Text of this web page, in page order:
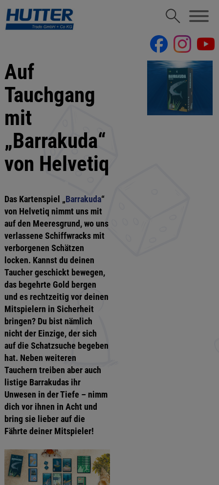
Auf
Tauchgang
mit
„Barrakuda“
von Helvetiq
Das Kartenspiel „Barrakuda“
von Helvetiq nimmt uns mit
auf den Meeresgrund, wo uns
verlassene Schiffwracks mit
verborgenen Schätzen
locken. Kannst du deinen
Taucher geschickt bewegen,
das begehrte Gold bergen
und es rechtzeitig vor deinen
Mitspielern in Sicherheit
bringen? Du bist nämlich
nicht der Einzige, der sich
auf die Schatzsuche begeben
hat. Neben weiteren
Tauchern treiben aber auch
listige Barrakudas ihr
Unwesen in der Tiefe – nimm
dich vor ihnen in Acht und
bring sie lieber auf die
Fährte deiner Mitspieler!